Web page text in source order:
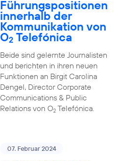
Führungspositionen
innerhalb der
Kommunikation von
O2 Telefónica
Beide sind gelernte Journalisten
und berichten in ihren neuen
Funktionen an Birgit Carolina
Dengel, Director Corporate
Communications & Public
Relations von O2Telefónica.
07. Februar 2024